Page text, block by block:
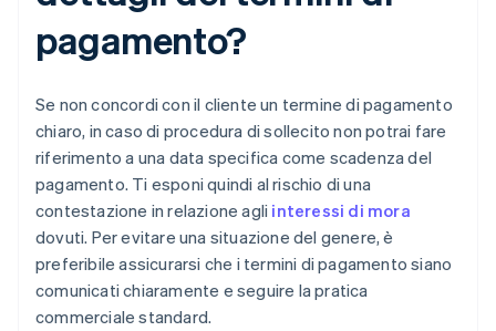
pagamento?
Se non concordi con il cliente un termine di pagamento
chiaro, in caso di procedura di sollecito non potrai fare
riferimento a una data specifica come scadenza del
pagamento. Ti esponi quindi al rischio di una
contestazione in relazione agli interessi di mora
dovuti. Per evitare una situazione del genere, è
preferibile assicurarsi che i termini di pagamento siano
comunicati chiaramente e seguire la pratica
commerciale standard.